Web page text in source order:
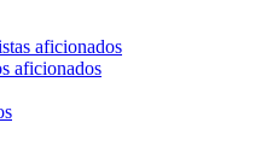
aficionados
aficionados